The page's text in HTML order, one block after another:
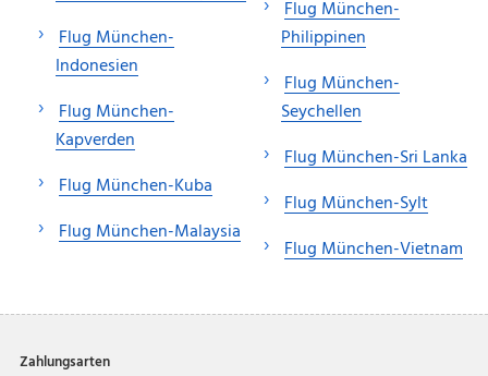
Flug München-
Indonesien
Flug München-
Kapverden
Flug München-Kuba
Flug München-Malaysia
Flug München-
Philippinen
Flug München-
Seychellen
Flug München-Sri Lanka
Flug München-Sylt
Flug München-Vietnam